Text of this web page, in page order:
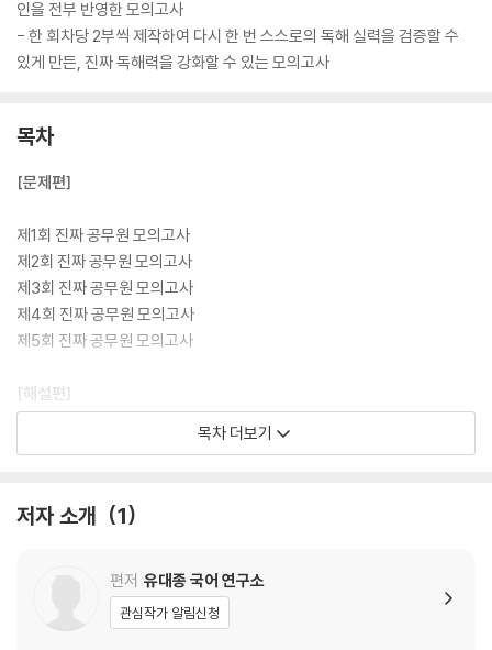
인을 전부 반영한 모의고사
- 한 회차당 2부씩 제작하여 다시 한 번 스스로의 독해 실력을 검증할 수
있게 만든, 진짜 독해력을 강화할 수 있는 모의고사
목차
[문제편]
제1회 진짜 공무원 모의고사
제2회 진짜 공무원 모의고사
제3회 진짜 공무원 모의고사
제4회 진짜 공무원 모의고사
제5회 진짜 공무원 모의고사
[해설편]
목차 더보기
저자 소개 1
편저 유대종 국어 연구소
관심작가 알림신청